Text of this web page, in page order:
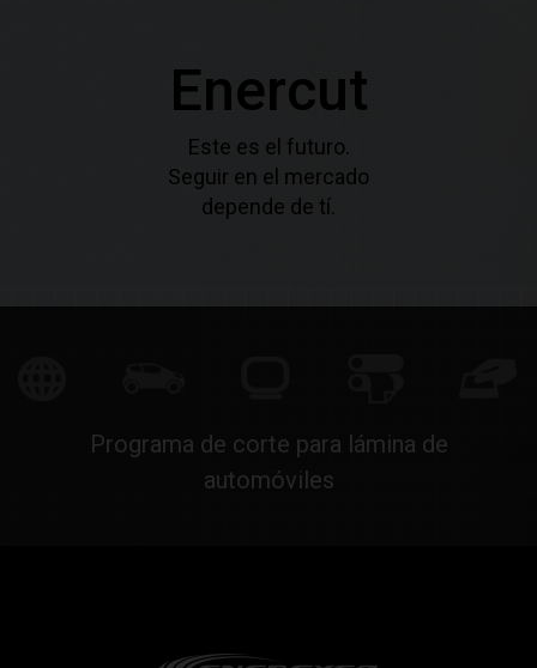
Enercut
Este es el futuro.
Seguir en el mercado
depende de tí.
Programa de corte para lámina de
automóviles